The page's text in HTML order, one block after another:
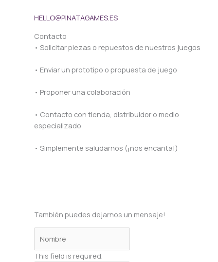
HELLO@PINATAGAMES.ES
Contacto
• Solicitar piezas o repuestos de nuestros juegos
• Enviar un prototipo o propuesta de juego
• Proponer una colaboración
• Contacto con tienda, distribuidor o medio
especializado
• Simplemente saludarnos (¡nos encanta!)
También puedes dejarnos un mensaje!
This field is required.